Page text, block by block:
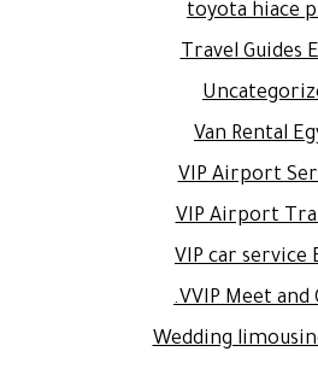
toyota hiace
Travel Guides
Van Rental
VIP Airport
VIP Airport
VIP car service
VVIP Meet and
Wedding